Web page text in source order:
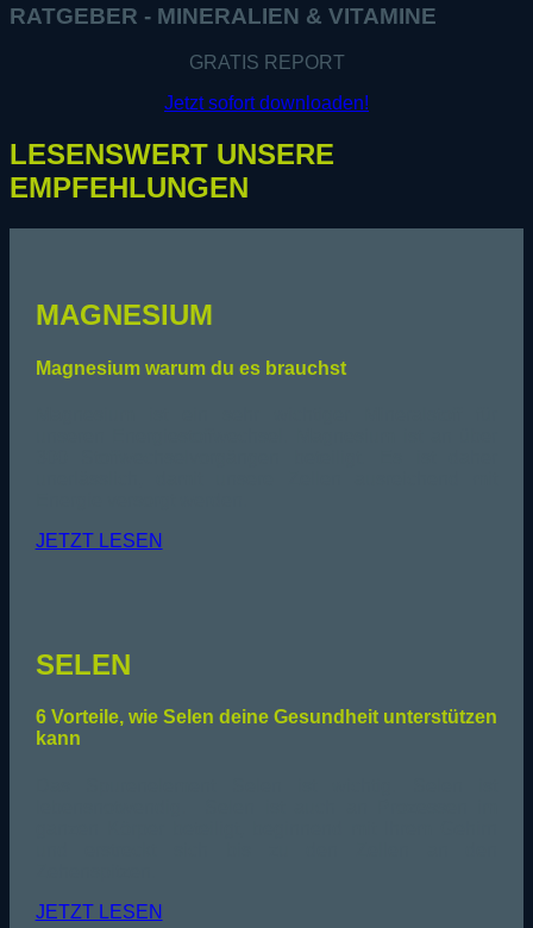
RATGEBER - MINERALIEN & VITAMINE
GRATIS REPORT
Jetzt sofort downloaden!
LESENSWERT UNSERE
EMPFEHLUNGEN
MAGNESIUM
Magnesium warum du es brauchst
JETZT LESEN
SELEN
6 Vorteile, wie Selen deine Gesundheit unterstützen
kann
JETZT LESEN